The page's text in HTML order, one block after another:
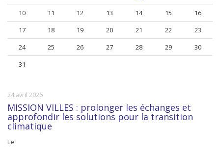
10 11 12 13 14 15
16
17
18 19 20 21 22
23
24
25 26 27 28 29
30
31
24 avril 2026
MISSION VILLES : prolonger les échanges et
approfondir les solutions pour la transition
climatique
Le